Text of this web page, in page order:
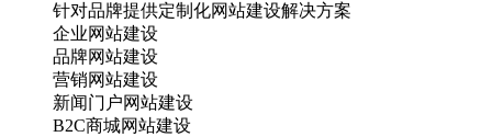
针对品牌提供定制化网站建设解决方案
企业网站建设
品牌网站建设
营销网站建设
新闻门户网站建设
B2C商城网站建设